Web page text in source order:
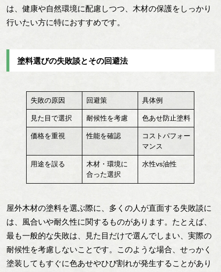
は、健康や自然環境に配慮しつつ、木材の保護をしっかり
行いたい方に特におすすめです。
塗料選びの失敗談とその回避法
失敗の原因 回避策 具体例
見た目で選択 耐候性を考慮 色あせ防止塗料
価格を重視 性能を確認
コストパフォー
マンス
用途を誤る
木材・環境に
合った選択
水性vs油性
屋外木材の塗料を選ぶ際に、多くの人が直面する失敗談に
は、風合いや耐久性に関するものがあります。たとえば、
最も一般的な失敗は、見た目だけで選んでしまい、実際の
耐候性を考慮しないことです。このような場合、せっかく
塗装してもすぐに色あせやひび割れが発生することがあり